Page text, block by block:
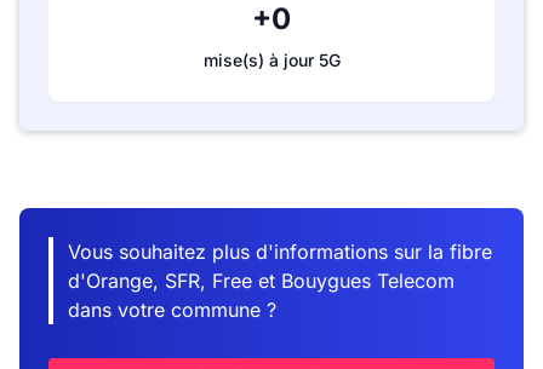
+0
mise(s) à jour 5G
Vous souhaitez plus d'informations sur la fibre
d'Orange, SFR, Free et Bouygues Telecom
dans votre commune ?